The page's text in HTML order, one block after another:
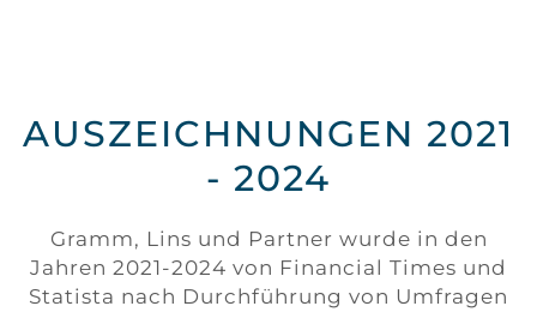
AUSZEICHNUNGEN 2021
- 2024
Gramm, Lins und Partner wurde in den
Jahren 2021-2024 von Financial Times und
Statista nach Durchführung von Umfragen